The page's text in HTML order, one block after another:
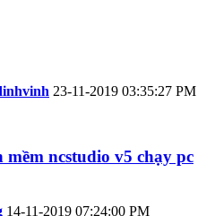
23-11-2019 03:35:27 PM
mềm ncstudio v5 chạy pc
14-11-2019 07:24:00 PM